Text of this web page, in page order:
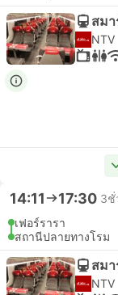
สม
NTV
14:11 17:30 3ชั่
เฟอร์รารา
สถานีปลายทางโรม
สม
NTV